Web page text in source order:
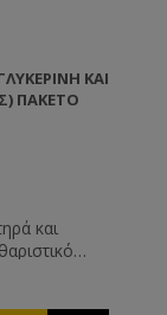
ΚΑΙ
ΠΑΚΈΤΟ
και
και